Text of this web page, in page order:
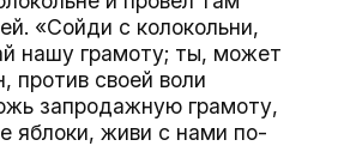
«Сойди с колокольни,
нашу грамоту; ты, может
против своей воли
запродажную грамоту,
яблоки, живи с нами по-